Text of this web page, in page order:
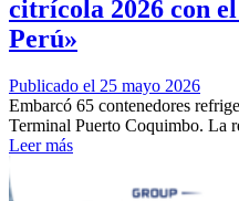
citrícola 2026 con
Perú»
Publicado el 25 mayo 2026
Embarcó 65 contenedores
Terminal Puerto Coquimbo. La
Leer más